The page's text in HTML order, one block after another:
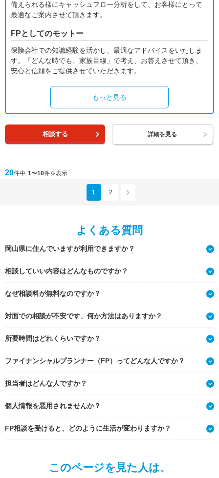
備えられる様にキャッシュフロー分析をして、お客様にとって
最適なご案内させて頂きます。
FPとしてのモットー
保険会社での知識経験を活かし、最適なアドバイスをいたしま
す。「どんな時でも、家族目線」で考え、お答えさせて頂き、
安心と信頼をご提供させていただきます。
もっと見る
相談する 詳細を見る
20件中 1〜10件を表示
1 2
よくある質問
岡山県に住んでいますが利用できますか？
相談していい内容はどんなものですか？
なぜ相談料が無料なのですか？
対面での相談が不安です、何か方法はありますか？
所要時間はどれくらいですか？
ファイナンシャルプランナー（FP）ってどんな人ですか？
担当者はどんな人ですか？
個人情報を悪用されませんか？
FP相談を受けると、どのように生活が変わりますか？
このページを見た人は、